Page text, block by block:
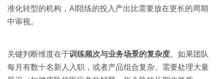
准化转型的机构，AI陪练的投入产出比需要放在更长的周期
中审视。
关键判断维度在于训练频次与业务场景的复杂度。如果团队
每月有数十名新人入职，或者产品组合复杂、需要处理大量